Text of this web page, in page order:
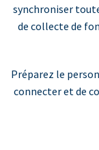
synchroniser
de collecte de
Préparez le
connecter et de